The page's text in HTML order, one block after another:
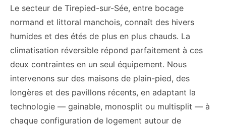
Le secteur de Tirepied-sur-Sée, entre bocage
normand et littoral manchois, connaît des hivers
humides et des étés de plus en plus chauds. La
climatisation réversible répond parfaitement à ces
deux contraintes en un seul équipement. Nous
intervenons sur des maisons de plain-pied, des
longères et des pavillons récents, en adaptant la
technologie — gainable, monosplit ou multisplit — à
chaque configuration de logement autour de